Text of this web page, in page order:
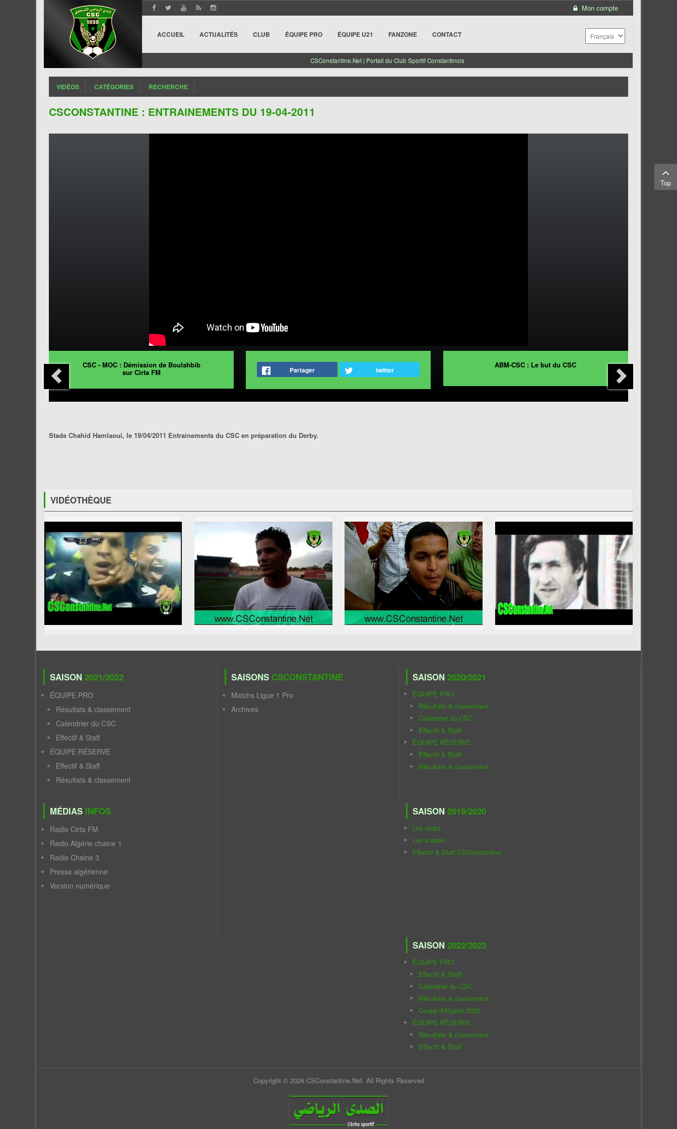
Mon compte
ACCUEIL ACTUALITÉS CLUB ÉQUIPE PRO ÉQUIPE U21 FANZONE CONTACT
CSConstantine.Net | Portail du Club Sportif Constantinois
VIDÉOS CATÉGORIES RECHERCHE
CSCONSTANTINE : ENTRAINEMENTS DU 19-04-2011
CSC - MOC : Démission de Boulahbib
sur Cirta FM Partager twitter
ABM-CSC : Le but du CSC
Stade Chahid Hamlaoui, le 19/04/2011 Entrainements du CSC en préparation du Derby.
VIDÉOTHÈQUE
SAISON 2021/2022
ÉQUIPE PRO
Résultats & classement
Calendrier du CSC
Effectif & Staff
ÉQUIPE RÉSERVE
Effectif & Staff
Résultats & classement
MÉDIAS INFOS
Radio Cirta FM
Radio Algérie chaine 1
Radio Chaine 3
Presse algérienne
Version numérique
SAISONS CSCONSTANTINE
Matchs Ligue 1 Pro
Archives
SAISON 2020/2021
ÉQUIPE PRO
Résultats & classement
Calendrier du CSC
Effectif & Staff
ÉQUIPE RÉSERVE
Effectif & Staff
Résultats & classement
SAISON 2019/2020
Les clubs
Les stades
Effectif & Staff CSConstantine
SAISON 2022/2023
ÉQUIPE PRO
Effectif & Staff
Calendrier du CSC
Résultats & classement
Coupe d'Algérie 2023
ÉQUIPE RÉSERVE
Résultats & classement
Effectif & Staff
Copyright © 2026 CSConstantine.Net. All Rights Reserved
Top